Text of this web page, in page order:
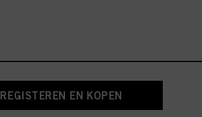
REGISTEREN EN KOPEN